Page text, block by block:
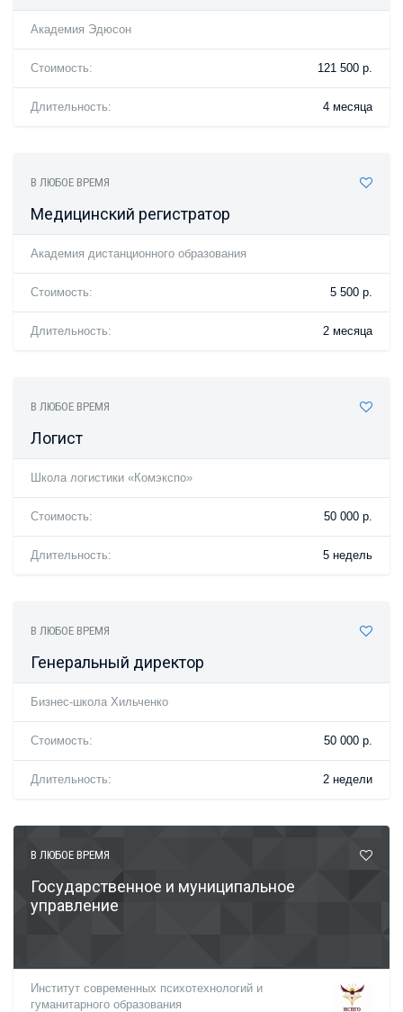
Академия Эдюсон
Стоимость: 121 500 р.
Длительность: 4 месяца
В ЛЮБОЕ ВРЕМЯ
Медицинский регистратор
Академия дистанционного образования
Стоимость: 5 500 р.
Длительность: 2 месяца
В ЛЮБОЕ ВРЕМЯ
Логист
Школа логистики «Комэкспо»
Стоимость: 50 000 р.
Длительность: 5 недель
В ЛЮБОЕ ВРЕМЯ
Генеральный директор
Бизнес-школа Хильченко
Стоимость: 50 000 р.
Длительность: 2 недели
В ЛЮБОЕ ВРЕМЯ
Государственное и муниципальное
управление
Институт современных психотехнологий и
гуманитарного образования